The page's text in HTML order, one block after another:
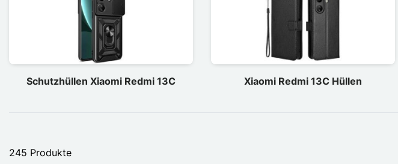
Schutzhüllen Xiaomi Redmi 13C Xiaomi Redmi 13C Hüllen
245 Produkte